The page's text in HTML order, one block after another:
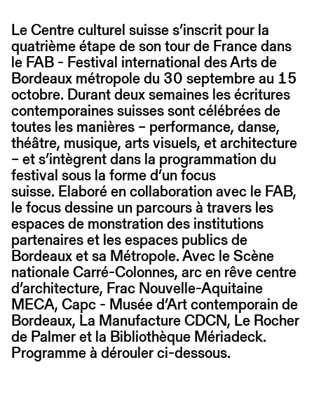
Le Centre culturel suisse s’inscrit pour la
quatrième étape de son tour de France dans
le FAB - Festival international des Arts de
Bordeaux métropole du 30 septembre au 15
octobre. Durant deux semaines les écritures
contemporaines suisses sont célébrées de
toutes les manières – performance, danse,
théâtre, musique, arts visuels, et architecture
– et s’intègrent dans la programmation du
festival sous la forme d’un focus
suisse. Elaboré en collaboration avec le FAB,
le focus dessine un parcours à travers les
espaces de monstration des institutions
partenaires et les espaces publics de
Bordeaux et sa Métropole. Avec le Scène
nationale Carré-Colonnes, arc en rêve centre
d’architecture, Frac Nouvelle-Aquitaine
MECA, Capc - Musée d’Art contemporain de
Bordeaux, La Manufacture CDCN, Le Rocher
de Palmer et la Bibliothèque Mériadeck.
Programme à dérouler ci-dessous.